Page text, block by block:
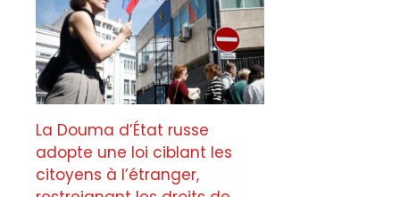
La Douma d’État russe
adopte une loi ciblant les
citoyens à l’étranger,